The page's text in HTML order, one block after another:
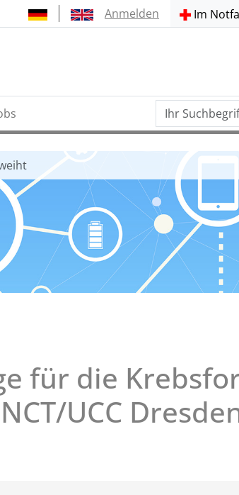
Anmelden Im
Ihr
Suchbegriff
Erweiterte
Suche
für die
UCC